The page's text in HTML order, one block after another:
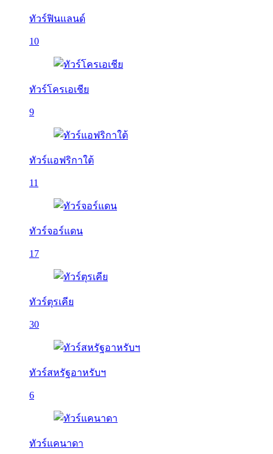
ทัวร์ฟินแลนด์
10
ทัวร์โครเอเชีย
9
ทัวร์แอฟริกาใต้
11
ทัวร์จอร์แดน
17
ทัวร์ตุรเคีย
30
ทัวร์สหรัฐอาหรับฯ
6
ทัวร์แคนาดา